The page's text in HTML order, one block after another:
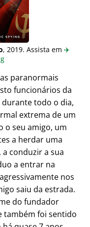
, 2019. Assista em ✈️
paranormais
funcionários da
durante todo o dia,
extrema de um
o seu amigo, um
a herdar uma
conduzir a sua
a entrar na
nos
saiu da estrada.
do fundador
também foi sentido